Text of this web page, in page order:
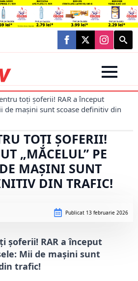
Search
for:
toți șoferii! RAR a început
de mașini sunt scoase definitiv din
TOȚI ȘOFERII!
„MĂCELUL” PE
MAȘINI SUNT
DIN TRAFIC!
Publicat 13 februarie 2026
șoferii! RAR a început
Mii de mașini sunt
trafic!